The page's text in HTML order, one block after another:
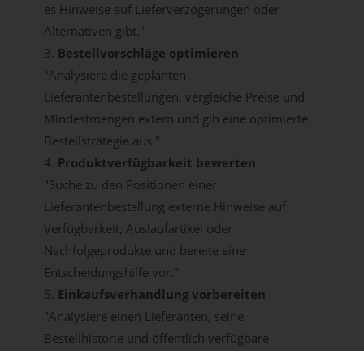
es Hinweise auf Lieferverzögerungen oder
Alternativen gibt."
3. Bestellvorschläge optimieren
"Analysiere die geplanten
Lieferantenbestellungen, vergleiche Preise und
Mindestmengen extern und gib eine optimierte
Bestellstrategie aus."
4. Produktverfügbarkeit bewerten
"Suche zu den Positionen einer
Lieferantenbestellung externe Hinweise auf
Verfügbarkeit, Auslaufartikel oder
Nachfolgeprodukte und bereite eine
Entscheidungshilfe vor."
5. Einkaufsverhandlung vorbereiten
"Analysiere einen Lieferanten, seine
Bestellhistorie und öffentlich verfügbare